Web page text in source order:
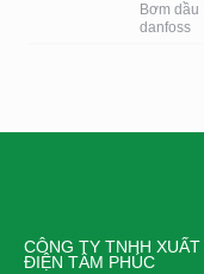
Bơm dầu
danfoss
CÔNG TY TNHH
ĐIỆN TÂM PHÚC